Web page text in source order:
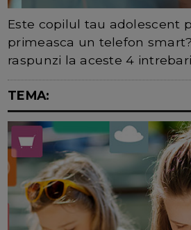
Este copilul tau adolescent
primeasca un telefon
raspunzi la aceste 4
TEMA: